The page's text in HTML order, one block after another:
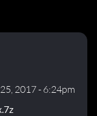
2017 - 6:24pm